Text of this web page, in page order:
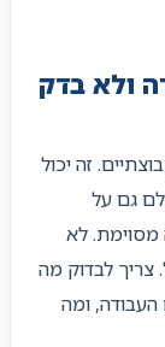
ולא בדק
זה יכול
גם על
מסוימת. לא
צריך לבדוק מה
העבודה, ומה